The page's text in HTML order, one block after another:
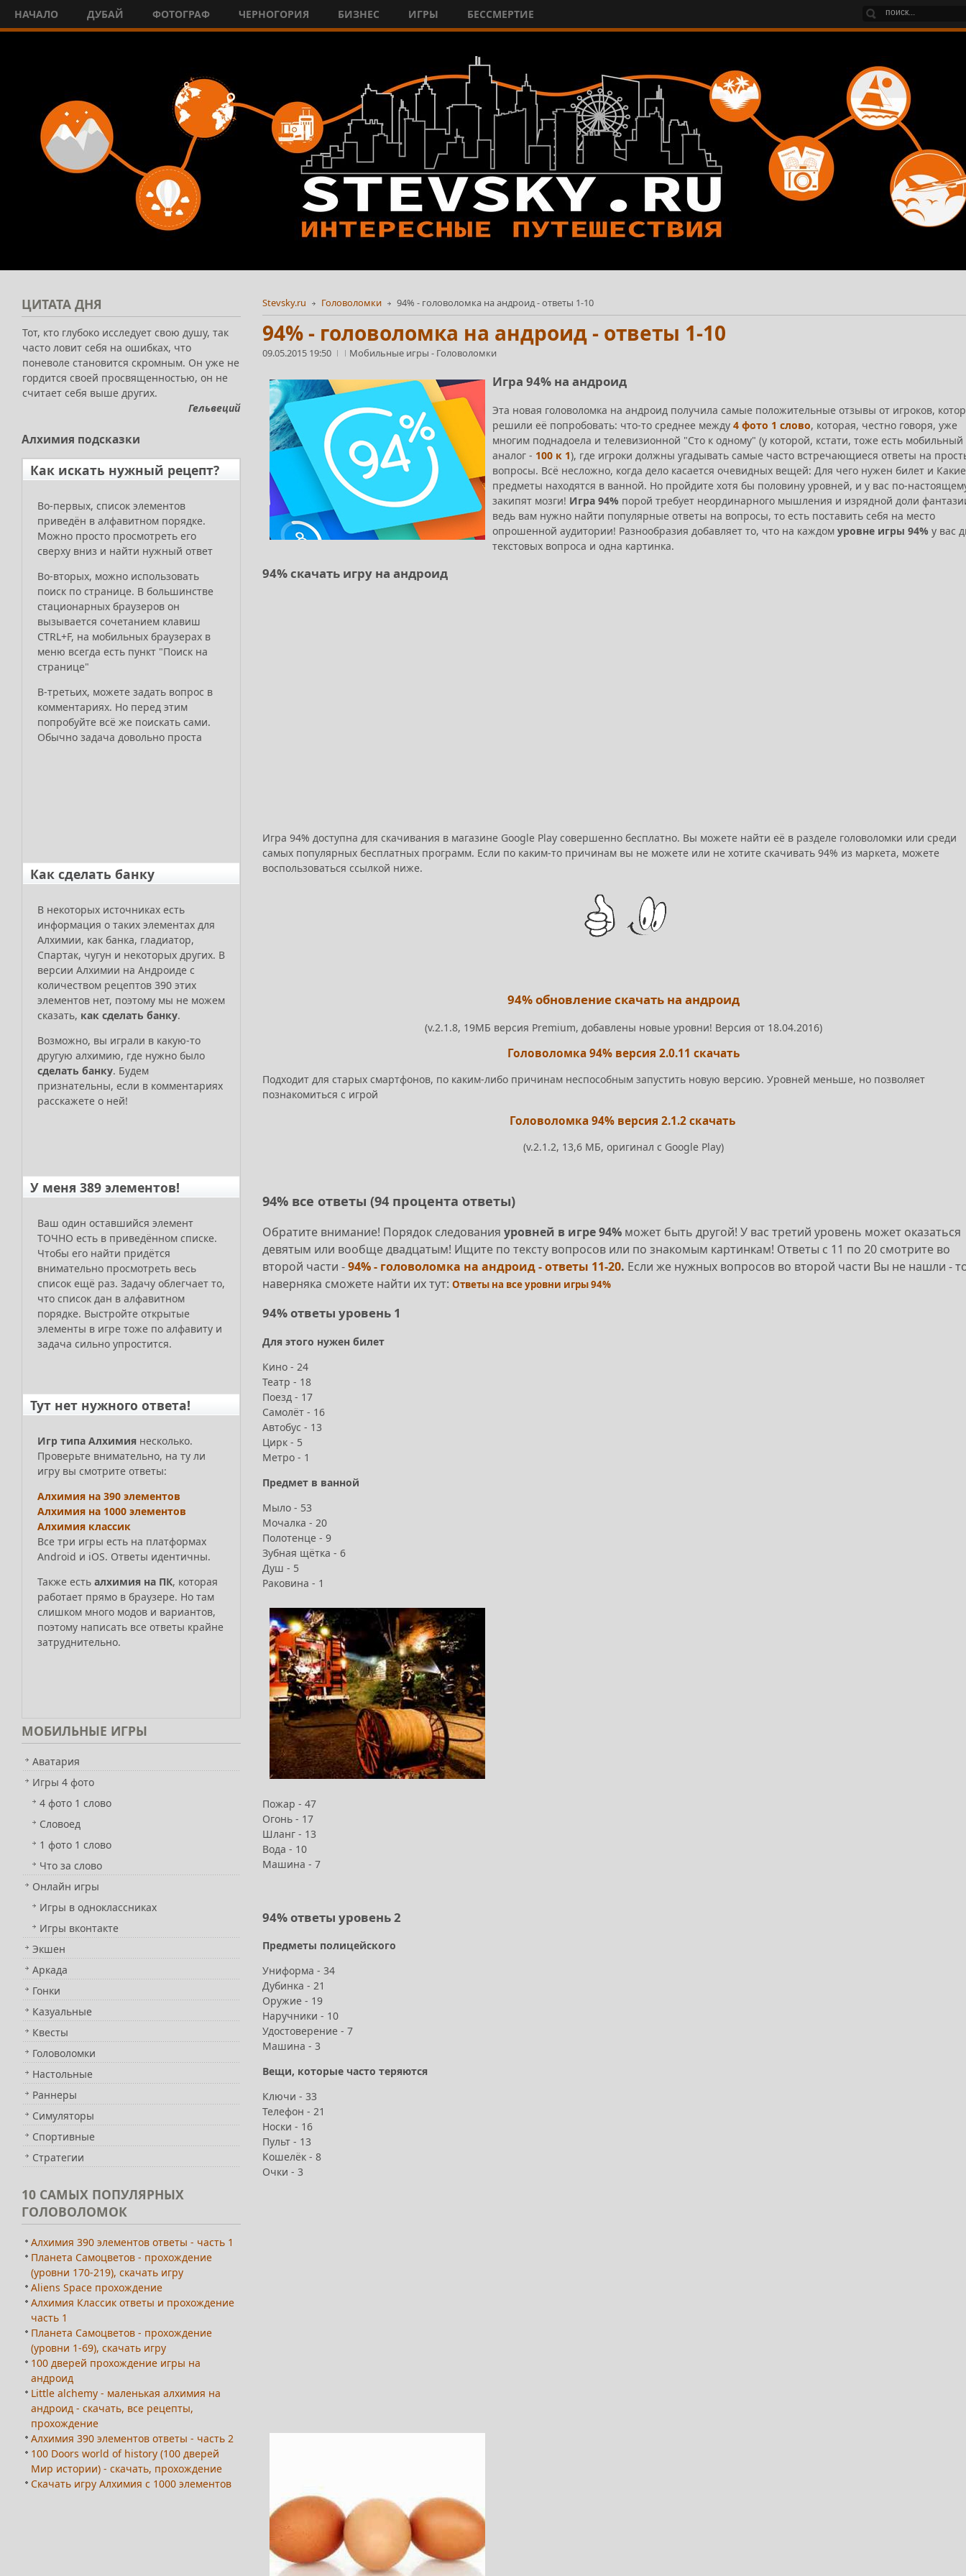
НАЧАЛО ДУБАЙ ФОТОГРАФ ЧЕРНОГОРИЯ БИЗНЕС ИГРЫ БЕССМЕРТИЕ
Stevsky.ru Головоломки 94% - головоломка на андроид - ответы 1-10
94% - головоломка на андроид - ответы 1-10
09.05.2015 19:50 Мобильные игры - Головоломки
Игра 94% на андроид
Эта новая головоломка на андроид получила самые положительные отзывы от игроков,
решили её попробовать: что-то среднее между 4 фото 1 слово, которая, честно говоря, уже
многим поднадоела и телевизионной "Сто к одному" (у которой, кстати, тоже есть мобильный
аналог - 100 к 1), где игроки должны угадывать самые часто встречающиеся ответы на
вопросы. Всё несложно, когда дело касается очевидных вещей: Для чего нужен билет и Какие
предметы находятся в ванной. Но пройдите хотя бы половину уровней, и у вас по-
закипят мозги! Игра 94% порой требует неординарного мышления и изрядной доли
ведь вам нужно найти популярные ответы на вопросы, то есть поставить себя на место
опрошенной аудитории! Разнообразия добавляет то, что на каждом уровне игры 94% у вас
текстовых вопроса и одна картинка.
94% скачать игру на андроид
Игра 94% доступна для скачивания в магазине Google Play совершенно бесплатно. Вы можете найти её в разделе головоломки или среди
самых популярных бесплатных программ. Если по каким-то причинам вы не можете или не хотите скачивать 94% из маркета, можете
воспользоваться ссылкой ниже.
94% обновление скачать на андроид
(v.2.1.8, 19МБ версия Premium, добавлены новые уровни! Версия от 18.04.2016)
Головоломка 94% версия 2.0.11 скачать
Подходит для старых смартфонов, по каким-либо причинам неспособным запустить новую версию. Уровней меньше, но позволяет
познакомиться с игрой
Головоломка 94% версия 2.1.2 скачать
(v.2.1.2, 13,6 МБ, оригинал с Google Play)
94% все ответы (94 процента ответы)
Обратите внимание! Порядок следования уровней в игре 94% может быть другой! У вас третий уровень может оказаться
девятым или вообще двадцатым! Ищите по тексту вопросов или по знакомым картинкам! Ответы с 11 по 20 смотрите во
второй части -94% - головоломка на андроид - ответы 11-20. Если же нужных вопросов во второй части Вы не нашли -
наверняка сможете найти их тут: Ответы на все уровни игры 94%
94% ответы уровень 1
Для этого нужен билет
Кино - 24
Театр - 18
Поезд - 17
Самолёт - 16
Автобус - 13
Цирк - 5
Метро - 1
Предмет в ванной
Мыло - 53
Мочалка - 20
Полотенце - 9
Зубная щётка - 6
Душ - 5
Раковина - 1
Пожар - 47
Огонь - 17
Шланг - 13
Вода - 10
Машина - 7
94% ответы уровень 2
Предметы полицейского
Униформа - 34
Дубинка - 21
Оружие - 19
Наручники - 10
Удостоверение - 7
Машина - 3
Вещи, которые часто теряются
Ключи - 33
Телефон - 21
Носки - 16
Пульт - 13
Кошелёк - 8
Очки - 3
ЦИТАТА ДНЯ
Тот, кто глубоко исследует свою душу, так
часто ловит себя на ошибках, что
поневоле становится скромным. Он уже не
гордится своей просвященностью, он не
считает себя выше других.
Гельвеций
Алхимия подсказки
Как искать нужный рецепт?
Во-первых, список элементов
приведён в алфавитном порядке.
Можно просто просмотреть его
сверху вниз и найти нужный ответ
Во-вторых, можно использовать
поиск по странице. В большинстве
стационарных браузеров он
вызывается сочетанием клавиш
CTRL+F, на мобильных браузерах в
меню всегда есть пункт "Поиск на
странице"
В-третьих, можете задать вопрос в
комментариях. Но перед этим
попробуйте всё же поискать сами.
Обычно задача довольно проста
Как сделать банку
В некоторых источниках есть
информация о таких элементах для
Алхимии, как банка, гладиатор,
Спартак, чугун и некоторых других. В
версии Алхимии на Андроиде с
количеством рецептов 390 этих
элементов нет, поэтому мы не можем
сказать, как сделать банку.
Возможно, вы играли в какую-то
другую алхимию, где нужно было
сделать банку. Будем
признательны, если в комментариях
расскажете о ней!
У меня 389 элементов!
Ваш один оставшийся элемент
ТОЧНО есть в приведённом списке.
Чтобы его найти придётся
внимательно просмотреть весь
список ещё раз. Задачу облегчает то,
что список дан в алфавитном
порядке. Выстройте открытые
элементы в игре тоже по алфавиту и
задача сильно упростится.
Тут нет нужного ответа!
Игр типа Алхимия несколько.
Проверьте внимательно, на ту ли
игру вы смотрите ответы:
Алхимия на 390 элементов
Алхимия на 1000 элементов
Алхимия классик
Все три игры есть на платформах
Android и iOS. Ответы идентичны.
Также есть алхимия на ПК, которая
работает прямо в браузере. Но там
слишком много модов и вариантов,
поэтому написать все ответы крайне
затруднительно.
МОБИЛЬНЫЕ ИГРЫ
Аватария
Игры 4 фото
4 фото 1 слово
Словоед
1 фото 1 слово
Что за слово
Онлайн игры
Игры в одноклассниках
Игры вконтакте
Экшен
Аркада
Гонки
Казуальные
Квесты
Головоломки
Настольные
Раннеры
Симуляторы
Спортивные
Стратегии
10 САМЫХ ПОПУЛЯРНЫХ
ГОЛОВОЛОМОК
Алхимия 390 элементов ответы - часть 1
Планета Самоцветов - прохождение
(уровни 170-219), скачать игру
Aliens Space прохождение
Алхимия Классик ответы и прохождение
часть 1
Планета Самоцветов - прохождение
(уровни 1-69), скачать игру
100 дверей прохождение игры на
андроид
Little alchemy - маленькая алхимия на
андроид - скачать, все рецепты,
прохождение
Алхимия 390 элементов ответы - часть 2
100 Doors world of history (100 дверей
Мир истории) - скачать, прохождение
Скачать игру Алхимия с 1000 элементов